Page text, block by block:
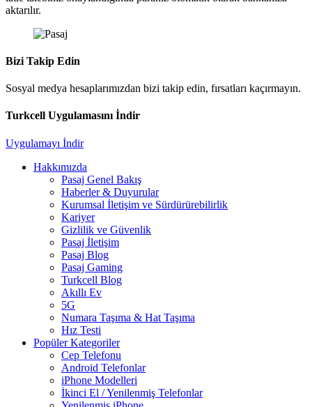
aktarılır.
Bizi Takip Edin
Sosyal medya hesaplarımızdan bizi takip edin, fırsatları kaçırmayın.
Turkcell Uygulamasını İndir
Uygulamayı İndir
Hakkımızda
Pasaj Genel Bakış
Haberler & Duyurular
Kurumsal İletişim ve Sürdürürebilirlik
Kariyer
Gizlilik ve Güvenlik
Pasaj İletişim
Pasaj Blog
Pasaj Gaming
Turkcell Blog
Akıllı Ev
5G
Numara Taşıma & Hat Taşıma
Hız Testi
Popüler Kategoriler
Cep Telefonu
Android Telefonlar
iPhone Modelleri
İkinci El / Yenilenmiş Telefonlar